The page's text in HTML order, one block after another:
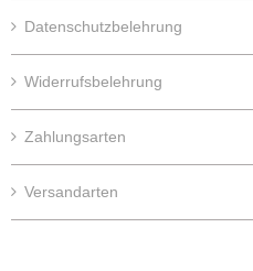
Datenschutzbelehrung
Widerrufsbelehrung
Zahlungsarten
Versandarten